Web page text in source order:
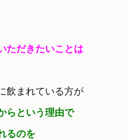
ただきたいことは
飲まれている方が
らという理由で
るのを